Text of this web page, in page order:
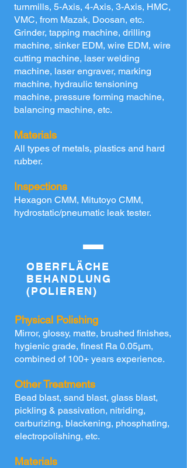
turnmills, 5-Axis, 4-Axis, 3-Axis, HMC,
VMC, from Mazak, Doosan, etc.
Grinder, tapping machine, drilling
machine, sinker EDM, wire EDM, wire
cutting machine, laser welding
machine, laser engraver, marking
machine, hydraulic tensioning
machine, pressure forming machine,
balancing machine, etc.
Materials
All types of metals, plastics and hard
rubber.
Inspections
Hexagon CMM, Mitutoyo CMM,
hydrostatic/pneumatic leak tester.
OBERFLÄCHE
BEHANDLUNG
(POLIEREN)
Physical Polishing
Mirror, glossy, matte, brushed finishes,
hygienic grade, finest Ra 0.05µm,
combined of 100+ years experience.
Other Treatments
Bead blast, sand blast, glass blast,
pickling & passivation, nitriding,
carburizing, blackening, phosphating​,
electropolishing, etc.
Materials